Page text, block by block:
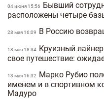
04 июня 15:56
Бывший
расположены четыре
28 мая 16:09 В Россию
18 мая 18:34 Круизный
свое путешествие:
13 мая 16:32
Марко Рубио
именем и в спортивном
Мадуро